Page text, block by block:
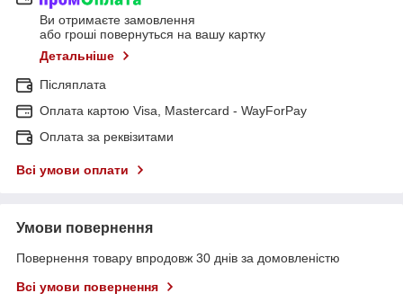
Ви отримаєте замовлення
або гроші повернуться на вашу картку
Детальніше
Післяплата
Оплата картою Visa, Mastercard - WayForPay
Оплата за реквізитами
Всі умови оплати
Умови повернення
Повернення товару впродовж 30 днів за домовленістю
Всі умови повернення